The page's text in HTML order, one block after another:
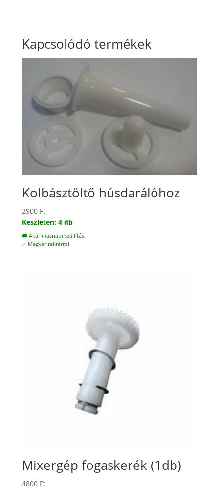
Kapcsolódó termékek
Kolbásztöltő húsdarálóhoz
2900 Ft
Készleten: 4 db
🚚 Akár másnapi szállítás
✅ Magyar raktárról
Mixergép fogaskerék (1db)
4800 Ft